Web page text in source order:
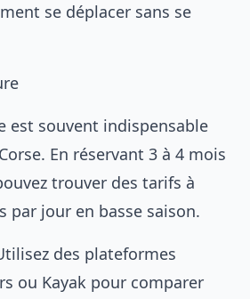
se déplacer sans se
est souvent indispensable
En réservant 3 à 4 mois
trouver des tarifs à
par jour en basse saison.
des plateformes
ou Kayak pour comparer